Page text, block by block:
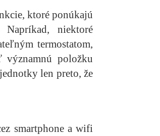
ktoré ponúkajú
niektoré
termostatom,
položku
len preto, že
smartphone a wifi